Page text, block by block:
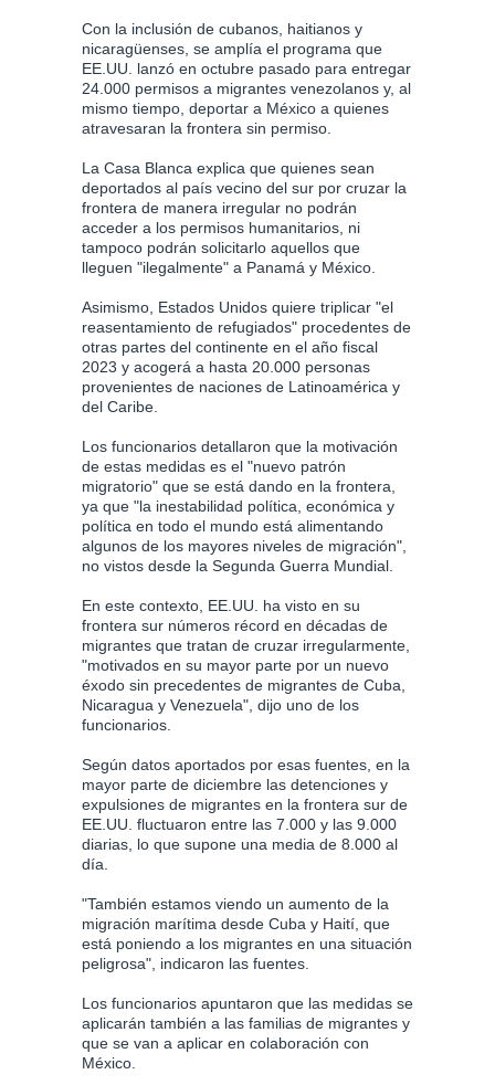
Con la inclusión de cubanos, haitianos y
nicaragüenses, se amplía el programa que
EE.UU. lanzó en octubre pasado para entregar
24.000 permisos a migrantes venezolanos y, al
mismo tiempo, deportar a México a quienes
atravesaran la frontera sin permiso.
La Casa Blanca explica que quienes sean
deportados al país vecino del sur por cruzar la
frontera de manera irregular no podrán
acceder a los permisos humanitarios, ni
tampoco podrán solicitarlo aquellos que
lleguen "ilegalmente" a Panamá y México.
Asimismo, Estados Unidos quiere triplicar "el
reasentamiento de refugiados" procedentes de
otras partes del continente en el año fiscal
2023 y acogerá a hasta 20.000 personas
provenientes de naciones de Latinoamérica y
del Caribe.
Los funcionarios detallaron que la motivación
de estas medidas es el "nuevo patrón
migratorio" que se está dando en la frontera,
ya que "la inestabilidad política, económica y
política en todo el mundo está alimentando
algunos de los mayores niveles de migración",
no vistos desde la Segunda Guerra Mundial.
En este contexto, EE.UU. ha visto en su
frontera sur números récord en décadas de
migrantes que tratan de cruzar irregularmente,
"motivados en su mayor parte por un nuevo
éxodo sin precedentes de migrantes de Cuba,
Nicaragua y Venezuela", dijo uno de los
funcionarios.
Según datos aportados por esas fuentes, en la
mayor parte de diciembre las detenciones y
expulsiones de migrantes en la frontera sur de
EE.UU. fluctuaron entre las 7.000 y las 9.000
diarias, lo que supone una media de 8.000 al
día.
"También estamos viendo un aumento de la
migración marítima desde Cuba y Haití, que
está poniendo a los migrantes en una situación
peligrosa", indicaron las fuentes.
Los funcionarios apuntaron que las medidas se
aplicarán también a las familias de migrantes y
que se van a aplicar en colaboración con
México.